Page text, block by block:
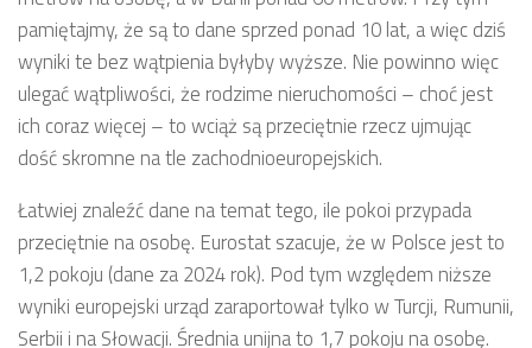
pamiętajmy, że są to dane sprzed ponad 10 lat, a więc dziś
wyniki te bez wątpienia byłyby wyższe. Nie powinno więc
ulegać wątpliwości, że rodzime nieruchomości – choć jest
ich coraz więcej – to wciąż są przeciętnie rzecz ujmując
dość skromne na tle zachodnioeuropejskich.
Łatwiej znaleźć dane na temat tego, ile pokoi przypada
przeciętnie na osobę. Eurostat szacuje, że w Polsce jest to
1,2 pokoju (dane za 2024 rok). Pod tym względem niższe
wyniki europejski urząd zaraportował tylko w Turcji, Rumunii,
Serbii i na Słowacji. Średnia unijna to 1,7 pokoju na osobę.